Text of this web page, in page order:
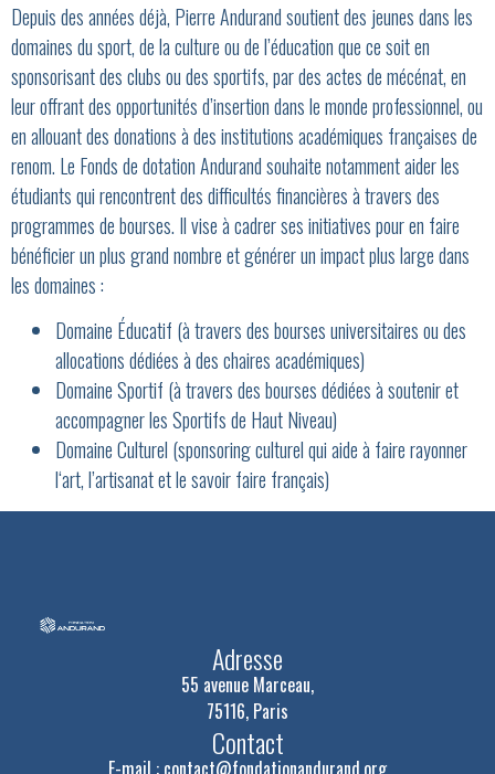
Depuis des années déjà, Pierre Andurand soutient des jeunes dans les
domaines du sport, de la culture ou de l’éducation que ce soit en
sponsorisant des clubs ou des sportifs, par des actes de mécénat, en
leur offrant des opportunités d’insertion dans le monde professionnel, ou
en allouant des donations à des institutions académiques françaises de
renom. Le Fonds de dotation Andurand souhaite notamment aider les
étudiants qui rencontrent des difficultés financières à travers des
programmes de bourses. Il vise à cadrer ses initiatives pour en faire
bénéficier un plus grand nombre et générer un impact plus large dans
les domaines :
Domaine Éducatif (à travers des bourses universitaires ou des
allocations dédiées à des chaires académiques)
Domaine Sportif (à travers des bourses dédiées à soutenir et
accompagner les Sportifs de Haut Niveau)
Domaine Culturel (sponsoring culturel qui aide à faire rayonner
l‘art, l’artisanat et le savoir faire français)
Adresse
55 avenue Marceau,
75116, Paris
Contact